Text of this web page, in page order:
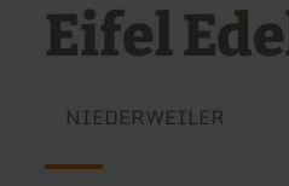
Eifel
NIEDERWEILER